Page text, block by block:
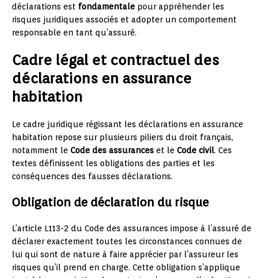
déclarations est fondamentale pour appréhender les
risques juridiques associés et adopter un comportement
responsable en tant qu’assuré.
Cadre légal et contractuel des
déclarations en assurance
habitation
Le cadre juridique régissant les déclarations en assurance
habitation repose sur plusieurs piliers du droit français,
notamment le Code des assurances et le Code civil. Ces
textes définissent les obligations des parties et les
conséquences des fausses déclarations.
Obligation de déclaration du risque
L’article L113-2 du Code des assurances impose à l’assuré de
déclarer exactement toutes les circonstances connues de
lui qui sont de nature à faire apprécier par l’assureur les
risques qu’il prend en charge. Cette obligation s’applique